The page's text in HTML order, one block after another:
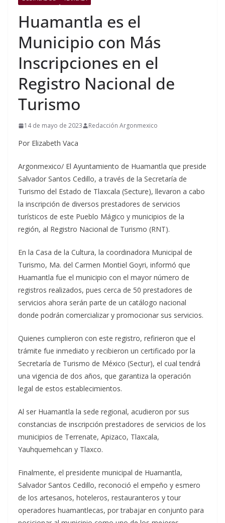
Huamantla es el
Municipio con Más
Inscripciones en el
Registro Nacional de
Turismo
14 de mayo de 2023 Redacción Argonmexico
Por Elizabeth Vaca
Argonmexico/ El Ayuntamiento de Huamantla que preside
Salvador Santos Cedillo, a través de la Secretaría de
Turismo del Estado de Tlaxcala (Secture), llevaron a cabo
la inscripción de diversos prestadores de servicios
turísticos de este Pueblo Mágico y municipios de la
región, al Registro Nacional de Turismo (RNT).
En la Casa de la Cultura, la coordinadora Municipal de
Turismo, Ma. del Carmen Montiel Goyri, informó que
Huamantla fue el municipio con el mayor número de
registros realizados, pues cerca de 50 prestadores de
servicios ahora serán parte de un catálogo nacional
donde podrán comercializar y promocionar sus servicios.
Quienes cumplieron con este registro, refirieron que el
trámite fue inmediato y recibieron un certificado por la
Secretaría de Turismo de México (Sectur), el cual tendrá
una vigencia de dos años, que garantiza la operación
legal de estos establecimientos.
Al ser Huamantla la sede regional, acudieron por sus
constancias de inscripción prestadores de servicios de los
municipios de Terrenate, Apizaco, Tlaxcala,
Yauhquemehcan y Tlaxco.
Finalmente, el presidente municipal de Huamantla,
Salvador Santos Cedillo, reconoció el empeño y esmero
de los artesanos, hoteleros, restauranteros y tour
operadores huamantlecas, por trabajar en conjunto para